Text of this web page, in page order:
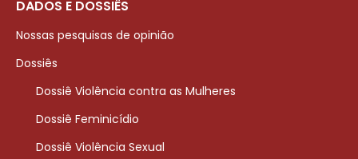
DADOS E DOSSIÊS
Nossas pesquisas de opinião
Dossiês
Dossiê Violência contra as Mulheres
Dossiê Feminicídio
Dossiê Violência Sexual